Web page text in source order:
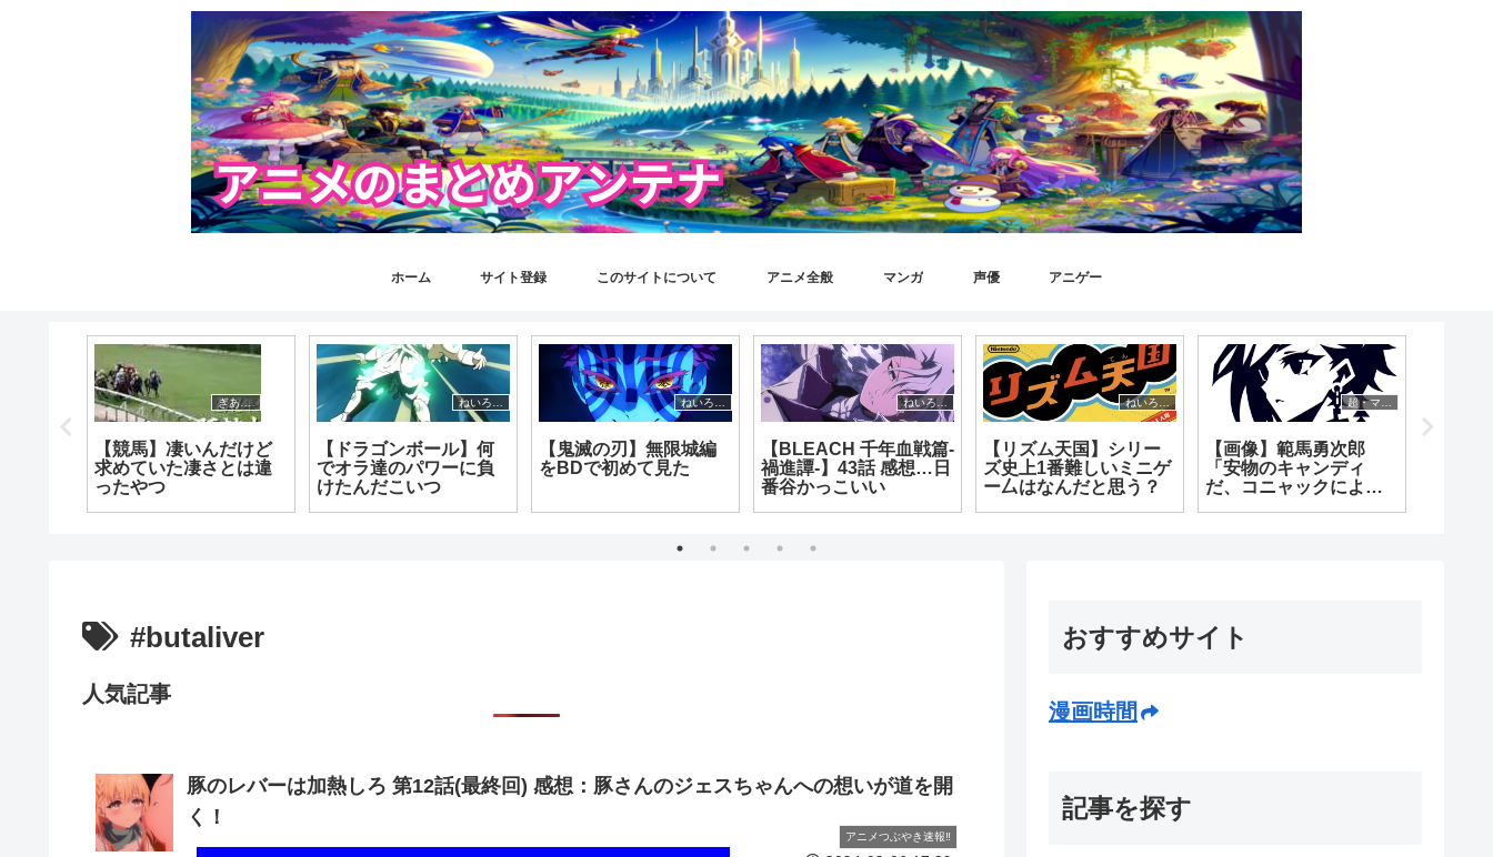
ホーム サイト登録 このサイトについて アニメ全般 マンガ 声優 アニゲー
ぎあちゃんねる（仮）
【競馬】凄いんだけど
求めていた凄さとは違
ったやつ
【ドラゴンボール】何
でオラ達のパワーに負
けたんだこいつ
【鬼滅の刃】無限城編
をBDで初めて見た
ねいろ速報さん
【BLEACH 千年血戦篇-
禍進譚-】43話 感想…日
番谷かっこいい
【リズム天国】シリー
ズ史上1番難しいミニゲ
ー厶はなんだと思う？
【画像】範馬勇次郎
「安物のキャンディ
だ、コニャックによく
#butaliver
人気記事
アニメつぶやき速報‼︎
豚のレバーは加熱しろ 第12話(最終回) 感想：豚さんのジェスちゃんへの想いが道を開
く！
おすすめサイト
漫画時間
記事を探す